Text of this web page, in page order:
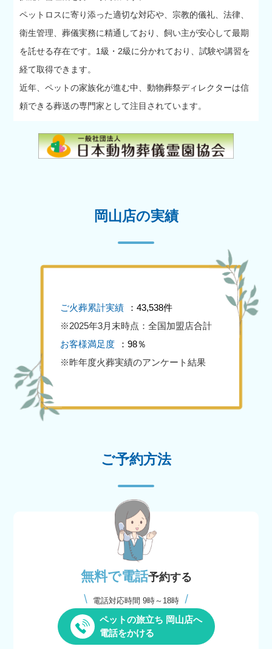
ペットロスに寄り添った適切な対応や、宗教的儀礼、法律、
衛生管理、葬儀実務に精通しており、飼い主が安心して最期
を託せる存在です。1級・2級に分かれており、試験や講習を
経て取得できます。
近年、ペットの家族化が進む中、動物葬祭ディレクターは信
頼できる葬送の専門家として注目されています。
岡山店の実績
ご火葬累計実績
：43,538件
※2025年3月末時点：全国加盟店合計
お客様満足度
：98％
※昨年度火葬実績のアンケート結果
ご予約方法
無料で電話予約する
電話対応時間 9時～18時
ペットの旅立ち 岡山店へ
電話をかける